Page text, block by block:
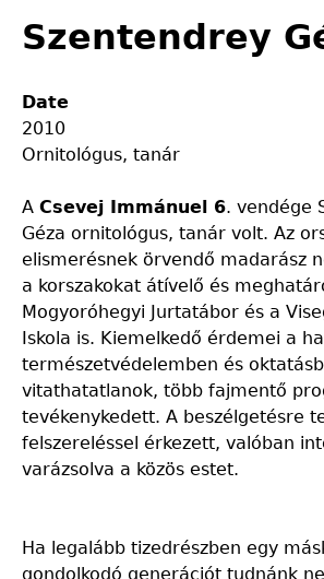
Szentendrey
Date
2010
Ornitológus, tanár
A Csevej Immánuel 6. vendége
Géza ornitológus, tanár volt. Az
elismerésnek örvendő madarász
a korszakokat átívelő és
Mogyoróhegyi Jurtatábor és a
Iskola is. Kiemelkedő érdemei a
természetvédelemben és
vitathatatlanok, több fajmentő
tevékenykedett. A beszélgetésre
felszereléssel érkezett, valóban
varázsolva a közös estet.
Ha legalább tizedrészben egy
gondolkodó generációt tudnánk